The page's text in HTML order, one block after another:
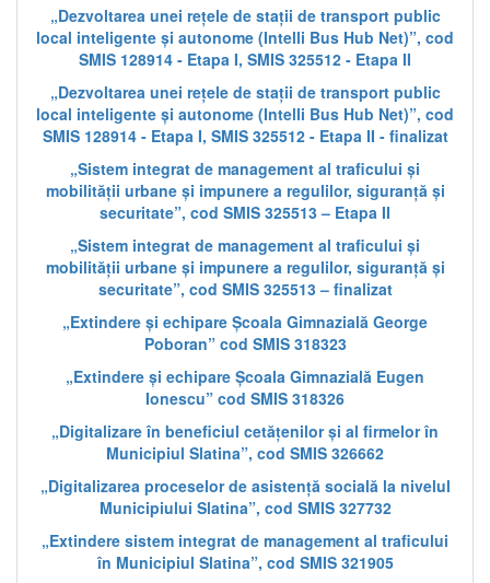
„Dezvoltarea unei rețele de stații de transport public
local inteligente și autonome (Intelli Bus Hub Net)”, cod
SMIS 128914 - Etapa I, SMIS 325512 - Etapa II
„Dezvoltarea unei rețele de stații de transport public
local inteligente și autonome (Intelli Bus Hub Net)”, cod
SMIS 128914 - Etapa I, SMIS 325512 - Etapa II - finalizat
„Sistem integrat de management al traficului și
mobilității urbane și impunere a regulilor, siguranță și
securitate”, cod SMIS 325513 – Etapa II
„Sistem integrat de management al traficului și
mobilității urbane și impunere a regulilor, siguranță și
securitate”, cod SMIS 325513 – finalizat
„Extindere și echipare Școala Gimnazială George
Poboran” cod SMIS 318323
„Extindere și echipare Școala Gimnazială Eugen
Ionescu” cod SMIS 318326
„Digitalizare în beneficiul cetățenilor și al firmelor în
Municipiul Slatina”, cod SMIS 326662
„Digitalizarea proceselor de asistență socială la nivelul
Municipiului Slatina”, cod SMIS 327732
„Extindere sistem integrat de management al traficului
în Municipiul Slatina”, cod SMIS 321905